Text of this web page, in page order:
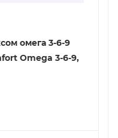
омега 3-6-9
Omega 3-6-9,